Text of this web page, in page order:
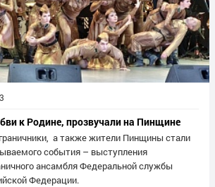
к Родине, прозвучали на Пинщине
а также жители Пинщины стали
события – выступления
ансамбля Федеральной службы
Федерации.